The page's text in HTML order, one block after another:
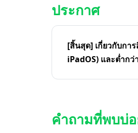
ประกาศ
[สิ้นสุด] เกี่ยวกับกา
iPadOS) และต่ำก
คำถามที่พบบ่